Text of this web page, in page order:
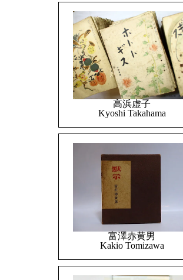
高浜虚子
Kyoshi Takahama
富澤赤黄男
Kakio Tomizawa